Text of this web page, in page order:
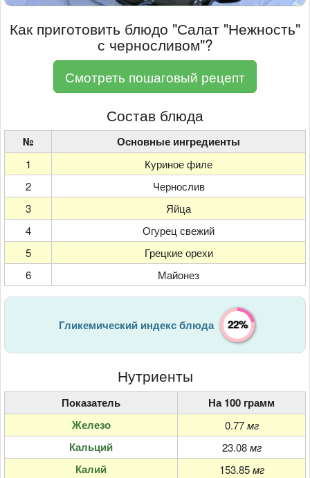
Как приготовить блюдо "Салат "Нежность"
с черносливом"?
Смотреть пошаговый рецепт
Состав блюда
№ Основные ингредиенты
1
Куриное филе
2
Чернослив
3
Яйца
4
Огурец свежий
5
Грецкие орехи
6
Майонез
Гликемический индекс блюда 22%
Нутриенты
Показатель
На 100 грамм
Железо
0.77 мг
Кальций 23.08 мг
Калий 153.85 мг